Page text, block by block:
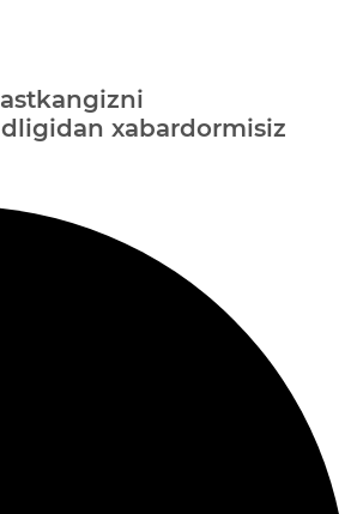
xabardormisiz